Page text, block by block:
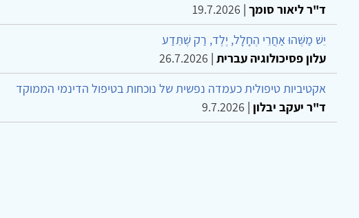
ד"ר ליאור סומך |
19.7.2026
יֵשׁ מַשֶּׁהוּ אַחֲרֵי הֶחָלָל, יֶלֶד, רַק שֶׁתֵּדַע
עלון פסיכולוגיה עברית |
26.7.2026
אקטיביות טיפולית כעמדה נפשית של נוכחות בטיפול הדינמי הממוקד
ד"ר יעקב יבלון |
9.7.2026